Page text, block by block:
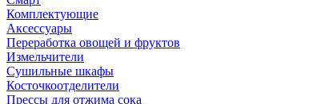
Комплектующие
Аксессуары
Переработка овощей и фруктов
Измельчители
Сушильные шкафы
Косточкоотделители
Прессы для отжима сока